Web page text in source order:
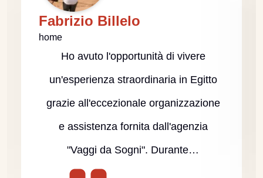
Fabrizio Billelo
home
Ho avuto l'opportunità di vivere
un'esperienza straordinaria in Egitto
grazie all'eccezionale organizzazione
e assistenza fornita dall'agenzia
"Vaggi da Sogni". Durante…